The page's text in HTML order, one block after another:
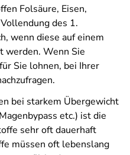
Folsäure, Eisen,
des 1.
wenn diese auf einem
werden. Wenn Sie
Sie lohnen, bei Ihrer
bei starkem Übergewicht
etc.) ist die
sehr oft dauerhaft
müssen oft lebenslang